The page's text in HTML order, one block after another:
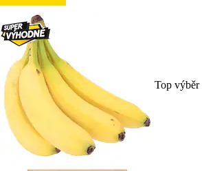
Top výběr